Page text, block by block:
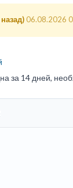
06.08.2026
за 14 дней,